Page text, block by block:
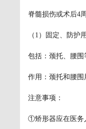
脊髓损伤或术后4
（1）固定、防护
包括：颈托、腰围
作用：颈托和腰围
注意事项：
①矫形器应在医务